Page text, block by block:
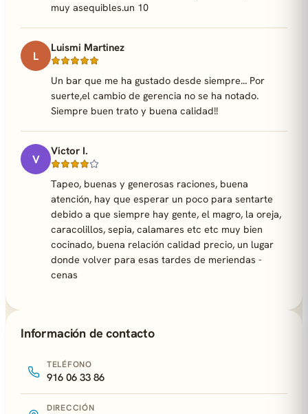
muy asequibles.un 10
L
Luismi Martinez
Un bar que me ha gustado desde siempre... Por
suerte,el cambio de gerencia no se ha notado.
Siempre buen trato y buena calidad!!
V
Victor I.
Tapeo, buenas y generosas raciones, buena
atención, hay que esperar un poco para sentarte
debido a que siempre hay gente, el magro, la oreja,
caracolillos, sepia, calamares etc etc muy bien
cocinado, buena relación calidad precio, un lugar
donde volver para esas tardes de meriendas -
cenas
Información de contacto
TELÉFONO
916 06 33 86
DIRECCIÓN